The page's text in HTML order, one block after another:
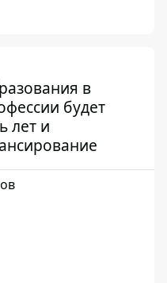
в
будет
лет и